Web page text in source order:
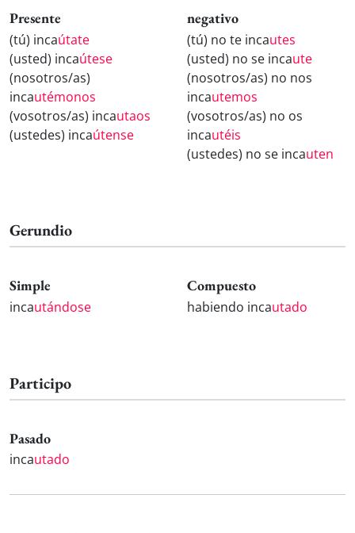
Presente
(tú) incaútate
(usted) incaútese
(nosotros/as)
incautémonos
(vosotros/as) incautaos
(ustedes) incaútense
negativo
(tú) no te incautes
(usted) no se incaute
(nosotros/as) no nos
incautemos
(vosotros/as) no os
incautéis
(ustedes) no se incauten
Gerundio
Simple
incautándose
Compuesto
habiendo incautado
Participo
Pasado
incautado